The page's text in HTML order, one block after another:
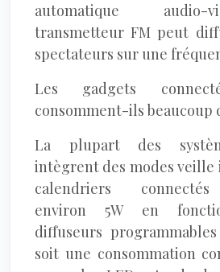
automatique
transmetteur FM peut
spectateurs sur une
Les gadgets
consomment-ils beaucoup
La plupart des
intègrent des modes
calendriers
environ 5W en
diffuseurs
soit une consommation